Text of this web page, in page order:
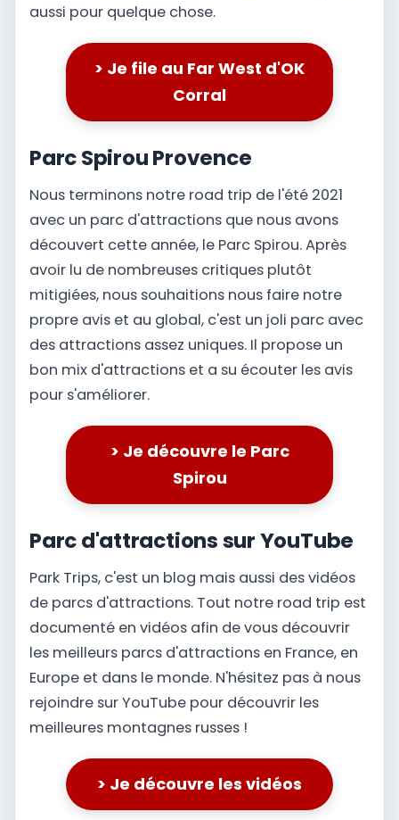
aussi pour quelque chose.
> Je file au Far West d'OK
Corral
Parc Spirou Provence
Nous terminons notre road trip de l'été 2021
avec un parc d'attractions que nous avons
découvert cette année, le Parc Spirou. Après
avoir lu de nombreuses critiques plutôt
mitigiées, nous souhaitions nous faire notre
propre avis et au global, c'est un joli parc avec
des attractions assez uniques. Il propose un
bon mix d'attractions et a su écouter les avis
pour s'améliorer.
> Je découvre le Parc
Spirou
Parc d'attractions sur YouTube
Park Trips, c'est un blog mais aussi des vidéos
de parcs d'attractions. Tout notre road trip est
documenté en vidéos afin de vous découvrir
les meilleurs parcs d'attractions en France, en
Europe et dans le monde. N'hésitez pas à nous
rejoindre sur YouTube pour découvrir les
meilleures montagnes russes !
> Je découvre les vidéos